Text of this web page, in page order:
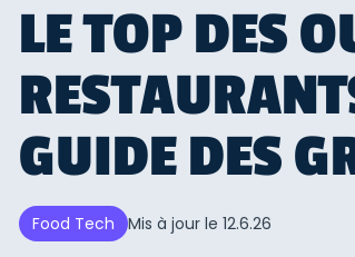
LE TOP DES
GUIDE DES
Food Tech Mis à jour le12.6.26